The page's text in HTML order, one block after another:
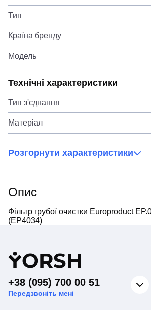
Тип
Країна бренду
Модель
Технічні характеристики
Тип з'єднання
Матеріал
Розгорнути характеристики
Опис
Фільтр грубої очистки Europroduct
(EP4034)
YORSH
+38 (095) 700 00 51
Передзвоніть мені